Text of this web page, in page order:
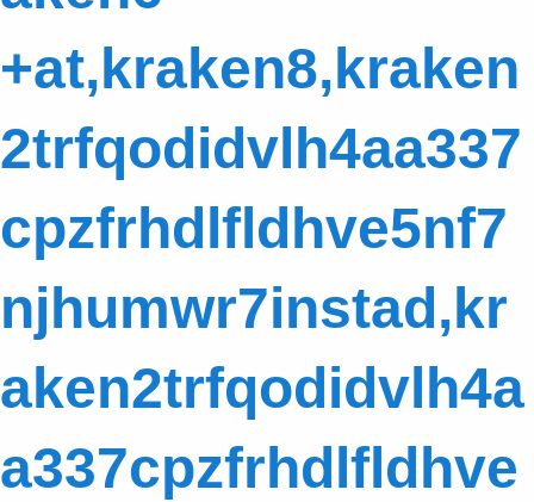
+at,kraken8,kraken
2trfqodidvlh4aa337
cpzfrhdlfldhve5nf7
njhumwr7instad,kr
aken2trfqodidvlh4a
a337cpzfrhdlfldhve